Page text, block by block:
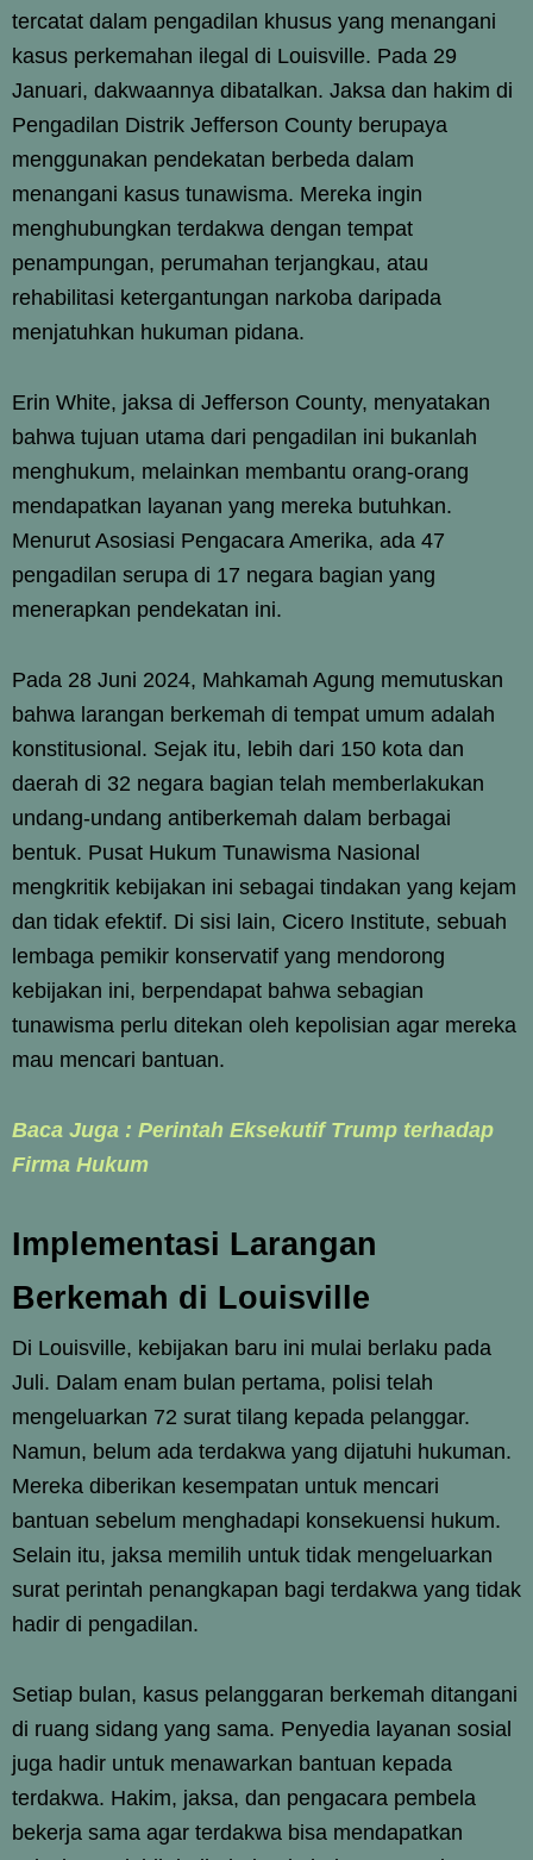
tercatat dalam pengadilan khusus yang menangani
kasus perkemahan ilegal di Louisville. Pada 29
Januari, dakwaannya dibatalkan. Jaksa dan hakim di
Pengadilan Distrik Jefferson County berupaya
menggunakan pendekatan berbeda dalam
menangani kasus tunawisma. Mereka ingin
menghubungkan terdakwa dengan tempat
penampungan, perumahan terjangkau, atau
rehabilitasi ketergantungan narkoba daripada
menjatuhkan hukuman pidana.
Erin White, jaksa di Jefferson County, menyatakan
bahwa tujuan utama dari pengadilan ini bukanlah
menghukum, melainkan membantu orang-orang
mendapatkan layanan yang mereka butuhkan.
Menurut Asosiasi Pengacara Amerika, ada 47
pengadilan serupa di 17 negara bagian yang
menerapkan pendekatan ini.
Pada 28 Juni 2024, Mahkamah Agung memutuskan
bahwa larangan berkemah di tempat umum adalah
konstitusional. Sejak itu, lebih dari 150 kota dan
daerah di 32 negara bagian telah memberlakukan
undang-undang antiberkemah dalam berbagai
bentuk. Pusat Hukum Tunawisma Nasional
mengkritik kebijakan ini sebagai tindakan yang kejam
dan tidak efektif. Di sisi lain, Cicero Institute, sebuah
lembaga pemikir konservatif yang mendorong
kebijakan ini, berpendapat bahwa sebagian
tunawisma perlu ditekan oleh kepolisian agar mereka
mau mencari bantuan.
Baca Juga : Perintah Eksekutif Trump terhadap
Firma Hukum
Implementasi Larangan
Berkemah di Louisville
Di Louisville, kebijakan baru ini mulai berlaku pada
Juli. Dalam enam bulan pertama, polisi telah
mengeluarkan 72 surat tilang kepada pelanggar.
Namun, belum ada terdakwa yang dijatuhi hukuman.
Mereka diberikan kesempatan untuk mencari
bantuan sebelum menghadapi konsekuensi hukum.
Selain itu, jaksa memilih untuk tidak mengeluarkan
surat perintah penangkapan bagi terdakwa yang tidak
hadir di pengadilan.
Setiap bulan, kasus pelanggaran berkemah ditangani
di ruang sidang yang sama. Penyedia layanan sosial
juga hadir untuk menawarkan bantuan kepada
terdakwa. Hakim, jaksa, dan pengacara pembela
bekerja sama agar terdakwa bisa mendapatkan